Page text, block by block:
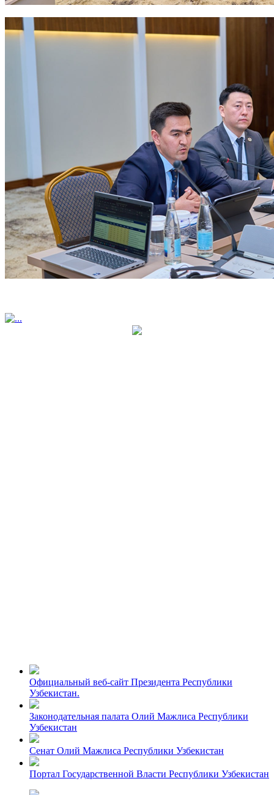
Официальный веб-сайт Президента Республики
Узбекистан.
Законодательная палата Олий Мажлиса Республики
Узбекистан
Сенат Олий Мажлиса Республики Узбекистан
Портал Государственной Власти Республики Узбекистан